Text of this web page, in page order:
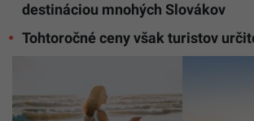
destináciou mnohých Slovákov
Tohtoročné ceny však turistov